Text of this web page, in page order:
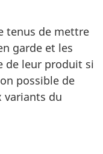
tenus de mettre
garde et les
de leur produit si
possible de
variants du